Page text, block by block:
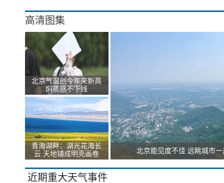
高清图集
北京气温创今年来新高
焖蒸感不下线
青海湖畔：湖光花海长
云 天地铺成明亮画卷
北京能见度不佳 远眺城市
近期重大天气事件